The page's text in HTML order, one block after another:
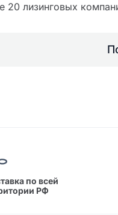
20 лизинговых
по всей
РФ